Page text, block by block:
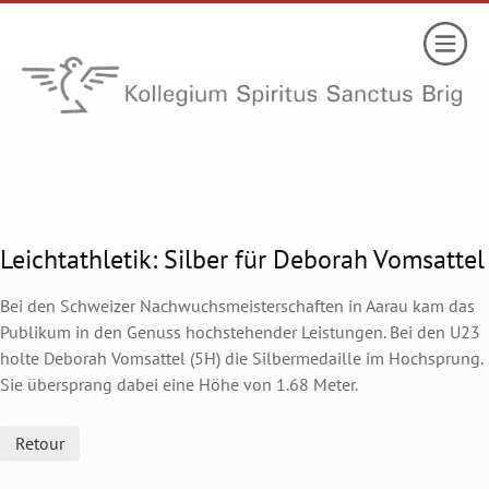
Leichtathletik: Silber für Deborah Vomsattel
Bei den Schweizer Nachwuchsmeisterschaften in Aarau kam das
Publikum in den Genuss hochstehender Leistungen. Bei den U23
holte Deborah Vomsattel (5H) die Silbermedaille im Hochsprung.
Sie übersprang dabei eine Höhe von 1.68 Meter.
Retour